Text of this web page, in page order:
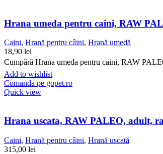
Hrana umeda pentru caini, RAW
Caini, Hrană pentru câini, Hrană umedă
18,90 lei
Cumpără Hrana umeda pentru caini, RAW
Add to wishlist
Comanda pe gopet.ro
Quick view
Hrana uscata, RAW PALEO, adult,
Caini, Hrană pentru câini, Hrană uscată
315,00 lei